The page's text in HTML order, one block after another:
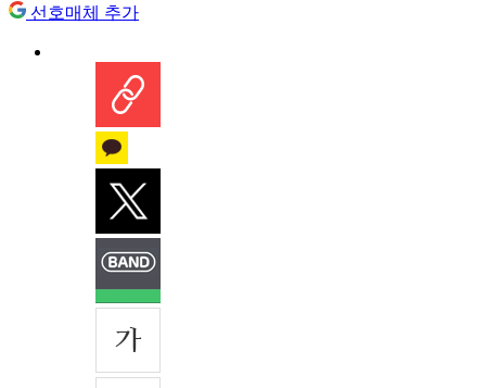
선호매체 추가